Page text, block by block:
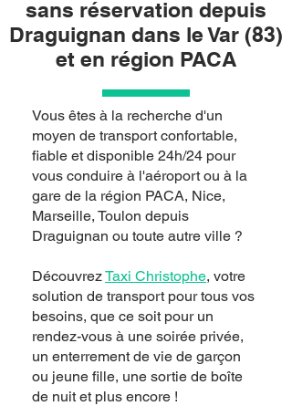
sans réservation depuis
Draguignan dans le Var (83)
et en région PACA
Vous êtes à la recherche d'un
moyen de transport confortable,
fiable et disponible 24h/24 pour
vous conduire à l'aéroport ou à la
gare de la région PACA, Nice,
Marseille, Toulon depuis
Draguignan ou toute autre ville ?
DécouvrezTaxi Christophe, votre
solution de transport pour tous vos
besoins, que ce soit pour un
rendez-vous à une soirée privée,
un enterrement de vie de garçon
ou jeune fille, une sortie de boîte
de nuit et plus encore !